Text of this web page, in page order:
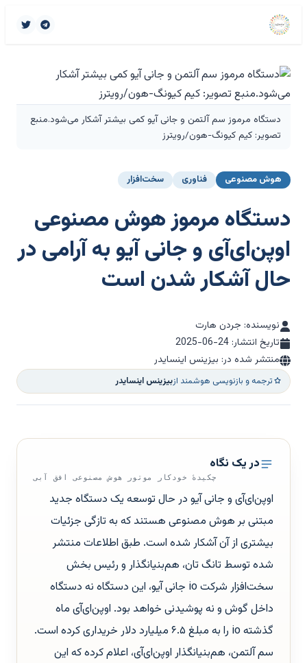
دستگاه مرموز سم آلتمن و جانی آیو کمی بیشتر آشکار می‌شود.منبع
تصویر: کیم کیونگ-هون/رویترز
هوش مصنوعی فناوری سخت‌افزار
دستگاه مرموز هوش مصنوعی
اوپن‌ای‌آی و جانی آیو به آرامی در
حال آشکار شدن است
نویسنده: جردن هارت
تاریخ انتشار: 2025-06-24
منتشر شده در: بیزینس اینسایدر
ترجمه و بازنویسی هوشمند ازبیزینس اینسایدر
در یک نگاه
چکیدهٔ خودکار موتور هوش مصنوعی افق آبی
اوپن‌ای‌آی و جانی آیو در حال توسعه یک دستگاه جدید
مبتنی بر هوش مصنوعی هستند که به تازگی جزئیات
بیشتری از آن آشکار شده است. طبق اطلاعات منتشر
شده توسط تانگ تان، هم‌بنیانگذار و رئیس بخش
سخت‌افزار شرکت io جانی آیو، این دستگاه نه دستگاه
داخل گوش و نه پوشیدنی خواهد بود. اوپن‌ای‌آی ماه
گذشته io را به مبلغ ۶.۵ میلیارد دلار خریداری کرده است.
سم آلتمن، هم‌بنیانگذار اوپن‌ای‌آی، اعلام کرده که این